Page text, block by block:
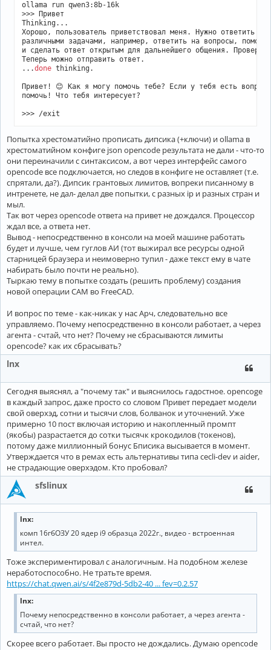
ollama run qwen3:8b-16k
>>> Привет
Thinking...
Хорошо, пользователь приветствовал меня. Нужно ответить
различными задачами, например, ответить на вопросы,
и сделать ответ открытым для дальнейшего общения.
Теперь можно отправить ответ.
...done thinking.
Привет! 😊 Как я могу помочь тебе? Если у тебя есть
помочь! Что тебя интересует?
Попытка хрестоматийно прописать дипсика (+ключи) и ollama в
хрестоматийном конфиге json opencode результата не дали - что-то
они переиначили с синтаксисом, а вот через интерфейс самого
opencode все подключается, но следов в конфиге не оставляет (т.е.
спрятали, да?). Дипсик грантовых лимитов, вопреки писанному в
интренете, не дал- делал две попытки, с разных ip и разных стран и
мыл.
Так вот через opencode ответа на привет не дождался. Процессор
ждал все, а ответа нет.
Вывод - непосредственно в консоли на моей машине работать
будет и лучше, чем гуглов АИ (тот выжирал все ресурсы одной
старницей браузера и неимоверно тупил - даже текст ему в чате
набирать было почти не реально).
Тыркаю тему в попытке создать (решить проблему) создания
новой операции CAM во FreeCAD.
И вопрос по теме - как-никак у нас Арч, следовательно все
управляемо. Почему непосредственно в консоли работает, а через
агента - счтай, что нет? Почему не сбрасываются лимиты
opencode? как их сбрасывать?
lnx
Сегодня выяснял, а "почему так" и выяснилось гадостное. opencoge
в каждый запрос, даже просто со словом Привет передает модели
свой оверхэд, сотни и тысячи слов, болванок и уточнений. Уже
примерно 10 пост включая историю и накопленный промпт
(якобы) разрастается до сотки тысячк крокодилов (токенов),
потому даже миллионный бонус Бписика высывается в момент.
Утверждается что в ремах есть альтернативы типа cecli-dev и aider,
не страдающие оверхэдом. Кто пробовал?
sfslinux
lnx:
комп 16гбОЗУ 20 ядер i9 образца 2022г., видео - встроенная
интел.
Тоже экспериментировал с аналогичным. На подобном железе
неработоспособно. Не тратьте время.
https://chat.qwen.ai/s/4f2e879d-5db2-40 ... fev=0.2.57
lnx:
Почему непосредственно в консоли работает, а через агента -
счтай, что нет?
Скорее всего работает. Вы просто не дождались. Думаю opencode